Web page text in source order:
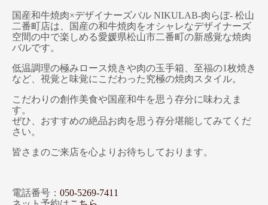
国産和牛焼肉×デザイナーズバル NIKULAB-肉らぼ- 松山
二番町店は、国産の和牛焼肉をオシャレなデザイナーズ
空間の中で楽しめる愛媛県松山市二番町の新感覚な焼肉
バルです。
低温調理の極みロース焼きや肉の玉手箱、至福の1枚焼き
など、視覚と味覚にこだわった究極の焼肉スタイル。
こだわりの創作美食や国産和牛を思う存分に味わえま
す。
ぜひ、おすすめの絶品お肉を思う存分堪能してみてくだ
さい。
皆さまのご来店を心よりお待ちしております。
電話番号： 050-5269-7411